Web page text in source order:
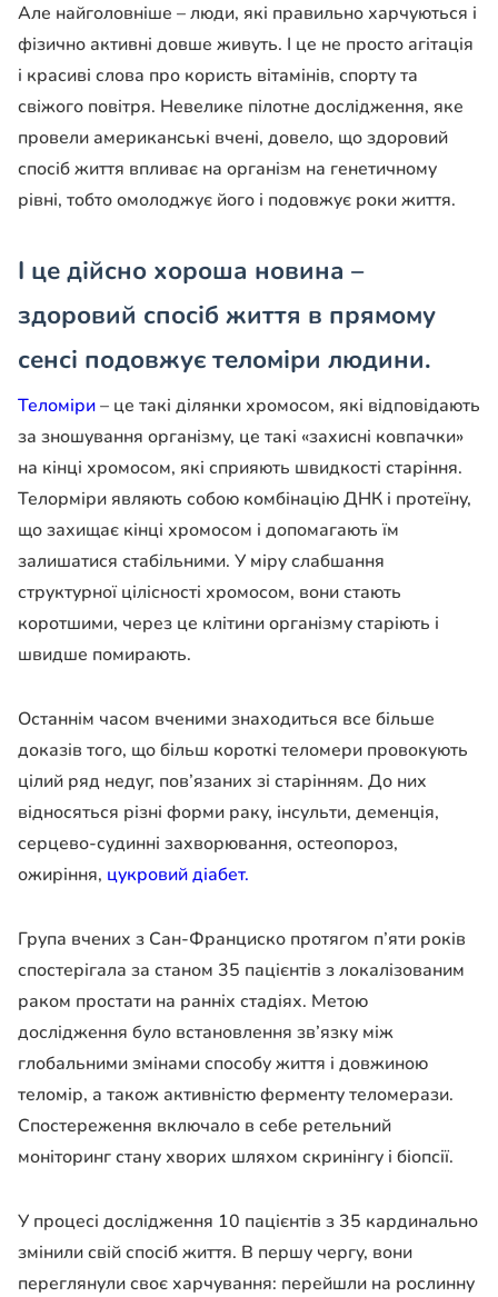
Але найголовніше – люди, які правильно харчуються і
фізично активні довше живуть. І це не просто агітація
і красиві слова про користь вітамінів, спорту та
свіжого повітря. Невелике пілотне дослідження, яке
провели американські вчені, довело, що здоровий
спосіб життя впливає на організм на генетичному
рівні, тобто омолоджує його і подовжує роки життя.
І це дійсно хороша новина –
здоровий спосіб життя в прямому
сенсі подовжує теломіри людини.
Теломіри– це такі ділянки хромосом, які відповідають
за зношування організму, це такі «захисні ковпачки»
на кінці хромосом, які сприяють швидкості старіння.
Телорміри являють собою комбінацію ДНК і протеїну,
що захищає кінці хромосом і допомагають їм
залишатися стабільними. У міру слабшання
структурної цілісності хромосом, вони стають
коротшими, через це клітини організму старіють і
швидше помирають.
Останнім часом вченими знаходиться все більше
доказів того, що більш короткі теломери провокують
цілий ряд недуг, пов’язаних зі старінням. До них
відносяться різні форми раку, інсульти, деменція,
серцево-судинні захворювання, остеопороз,
ожиріння, цукровий діабет.
Група вчених з Сан-Франциско протягом п’яти років
спостерігала за станом 35 пацієнтів з локалізованим
раком простати на ранніх стадіях. Метою
дослідження було встановлення зв’язку між
глобальними змінами способу життя і довжиною
теломір, а також активністю ферменту теломерази.
Спостереження включало в себе ретельний
моніторинг стану хворих шляхом скринінгу і біопсії.
У процесі дослідження 10 пацієнтів з 35 кардинально
змінили свій спосіб життя. В першу чергу, вони
переглянули своє харчування: перейшли на рослинну